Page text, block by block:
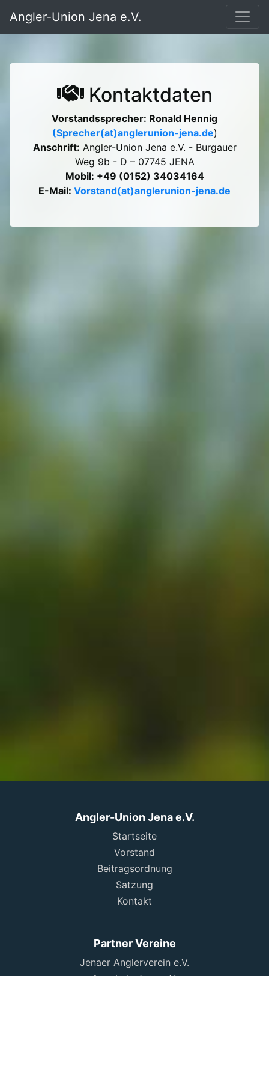
Angler-Union Jena e.V.
Kontaktdaten
Vorstandssprecher: Ronald Hennig
(Sprecher(at)anglerunion-jena.de)
Anschrift: Angler-Union Jena e.V. - Burgauer
Weg 9b - D – 07745 JENA
Mobil: +49 (0152) 34034164
E-Mail: Vorstand(at)anglerunion-jena.de
Angler-Union Jena e.V.
Startseite
Vorstand
Beitragsordnung
Satzung
Kontakt
Partner Vereine
Jenaer Anglerverein e.V.
Angeln in Jena e.V.